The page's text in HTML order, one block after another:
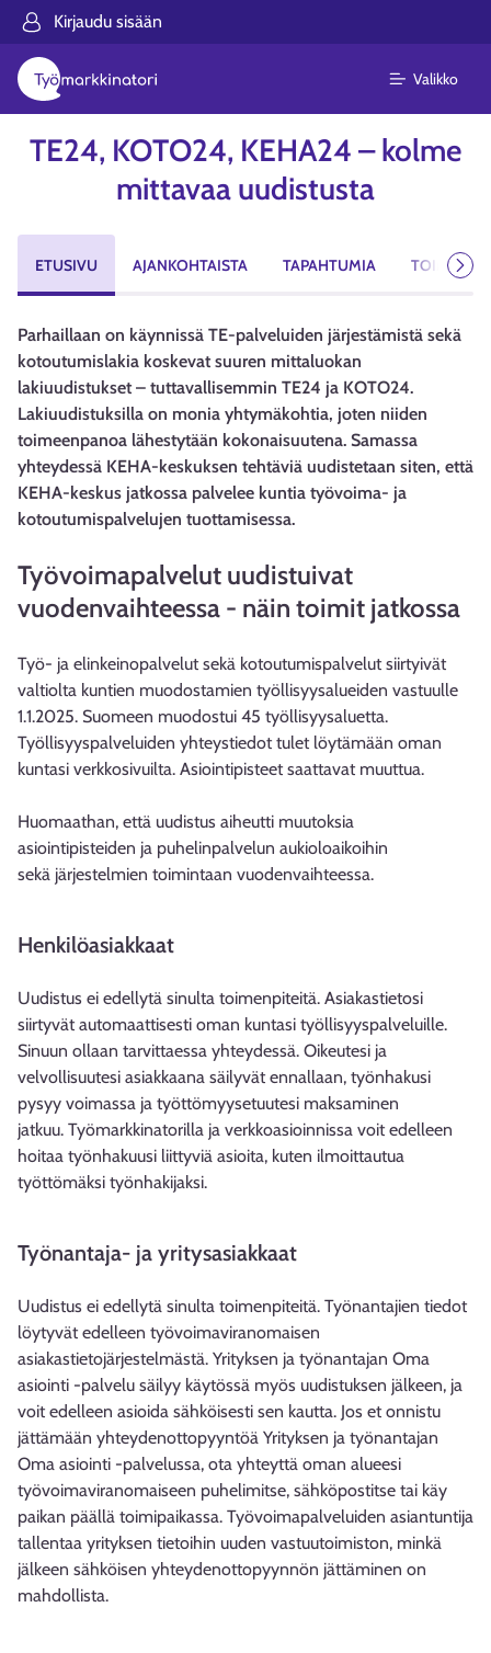
Kirjaudu sisään
Valikko
TE24, KOTO24, KEHA24 – kolme
mittavaa uudistusta
ETUSIVU AJANKOHTAISTA TAPAHTUMIA
Parhaillaan on käynnissä TE-palveluiden järjestämistä sekä
kotoutumislakia koskevat suuren mittaluokan
lakiuudistukset – tuttavallisemmin TE24 ja KOTO24.
Lakiuudistuksilla on monia yhtymäkohtia, joten niiden
toimeenpanoa lähestytään kokonaisuutena. Samassa
yhteydessä KEHA-keskuksen tehtäviä uudistetaan siten, että
KEHA-keskus jatkossa palvelee kuntia työvoima- ja
kotoutumispalvelujen tuottamisessa.
Työvoimapalvelut uudistuivat
vuodenvaihteessa - näin toimit jatkossa
Työ- ja elinkeinopalvelut sekä kotoutumispalvelut siirtyivät
valtiolta kuntien muodostamien työllisyysalueiden vastuulle
1.1.2025. Suomeen muodostui 45 työllisyysaluetta.
Työllisyyspalveluiden yhteystiedot tulet löytämään oman
kuntasi verkkosivuilta. Asiointipisteet saattavat muuttua.
Huomaathan, että uudistus aiheutti muutoksia
asiointipisteiden ja puhelinpalvelun aukioloaikoihin
sekä järjestelmien toimintaan vuodenvaihteessa.
Henkilöasiakkaat
Uudistus ei edellytä sinulta toimenpiteitä. Asiakastietosi
siirtyvät automaattisesti oman kuntasi työllisyyspalveluille.
Sinuun ollaan tarvittaessa yhteydessä. Oikeutesi ja
velvollisuutesi asiakkaana säilyvät ennallaan, työnhakusi
pysyy voimassa ja työttömyysetuutesi maksaminen
jatkuu. Työmarkkinatorilla ja verkkoasioinnissa voit edelleen
hoitaa työnhakuusi liittyviä asioita, kuten ilmoittautua
työttömäksi työnhakijaksi.
Työnantaja- ja yritysasiakkaat
Uudistus ei edellytä sinulta toimenpiteitä. Työnantajien tiedot
löytyvät edelleen työvoimaviranomaisen
asiakastietojärjestelmästä. Yrityksen ja työnantajan Oma
asiointi -palvelu säilyy käytössä myös uudistuksen jälkeen, ja
voit edelleen asioida sähköisesti sen kautta. Jos et onnistu
jättämään yhteydenottopyyntöä Yrityksen ja työnantajan
Oma asiointi -palvelussa, ota yhteyttä oman alueesi
työvoimaviranomaiseen puhelimitse, sähköpostitse tai käy
paikan päällä toimipaikassa. Työvoimapalveluiden asiantuntija
tallentaa yrityksen tietoihin uuden vastuutoimiston, minkä
jälkeen sähköisen yhteydenottopyynnön jättäminen on
mahdollista.